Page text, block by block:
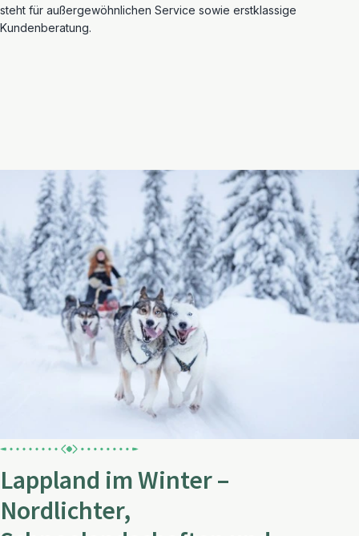
steht für außergewöhnlichen Service sowie erstklassige
Kundenberatung.
Lappland im Winter –
Nordlichter,